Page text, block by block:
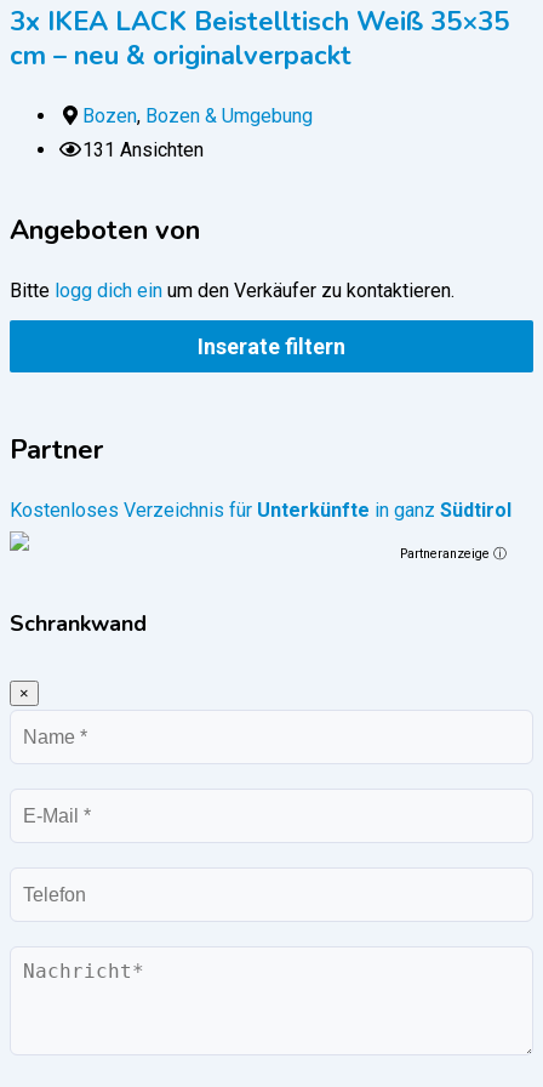
3x IKEA LACK Beistelltisch Weiß 35×35
cm – neu & originalverpackt
Bozen, Bozen & Umgebung
131 Ansichten
Angeboten von
Bitte logg dich ein um den Verkäufer zu kontaktieren.
Inserate filtern
Partner
Kostenloses Verzeichnis für Unterkünfte in ganz Südtirol
Partneranzeige ⓘ
Schrankwand
×
Name
E-
Mail
Telefon
Nachricht